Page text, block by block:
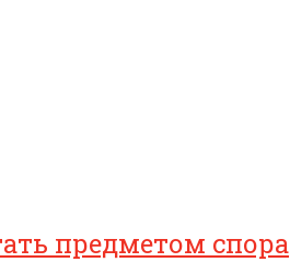
предметом спора